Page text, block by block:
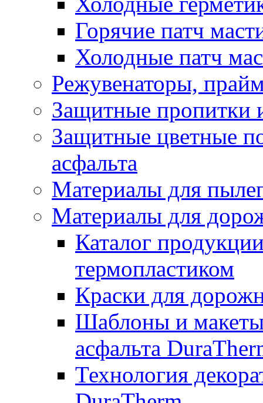
Горячие патч
Холодные патч
Режувенаторы,
Защитные пропитки
Защитные цветные
асфальта
Материалы для
Материалы для
Каталог
термопластиком
Краски для
Шаблоны и макеты
асфальта
Технология